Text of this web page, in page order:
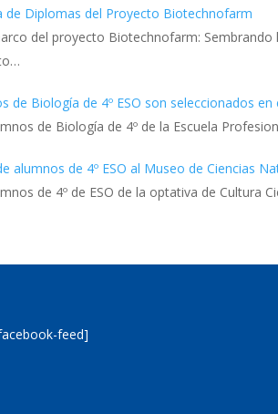
de Diplomas del Proyecto Biotechnofarm
del proyecto Biotechnofarm:
de Biología de 4º ESO son seleccionados
de Biología de 4º de la Escuela
alumnos de 4º ESO al Museo de Ciencias
de 4º de ESO de la optativa de Cultura
feed]